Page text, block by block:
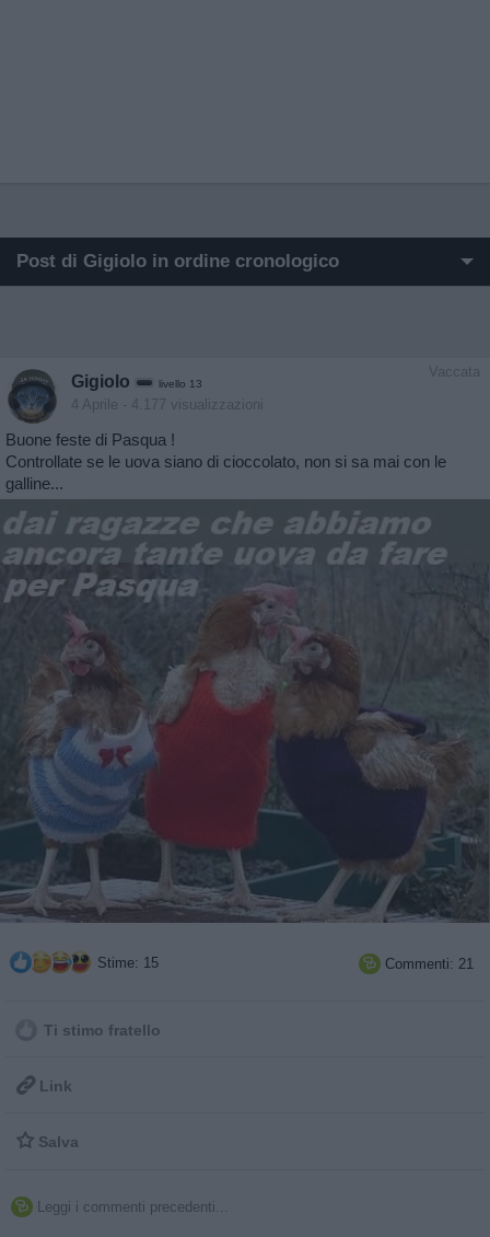
Post di Gigiolo in ordine cronologico
Post in cui hanno evocato Gigiolo
Post commentati da Gigiolo
Primi post di Gigiolo
Vaccata
Gigiolo livello 13
4 Aprile - 4.177 visualizzazioni
Buone feste di Pasqua !
Controllate se le uova siano di cioccolato, non si sa mai con le
galline...
Stime: 15  Commenti: 21
Ti stimo fratello
 Link
 Salva
 Leggi i commenti precedenti...